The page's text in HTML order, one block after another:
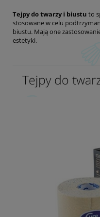
Tejpy do twarzy i biustu to
stosowane w celu
biustu. Mają one
estetyki.
Tejpy do